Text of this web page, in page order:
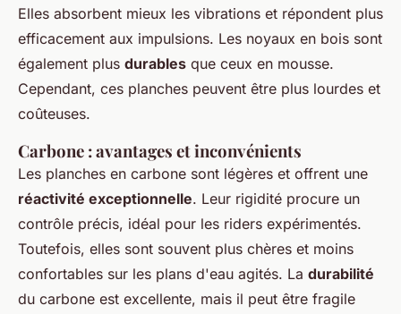
Elles absorbent mieux les vibrations et répondent plus
efficacement aux impulsions. Les noyaux en bois sont
également plus durables que ceux en mousse.
Cependant, ces planches peuvent être plus lourdes et
coûteuses.
Carbone : avantages et inconvénients
Les planches en carbone sont légères et offrent une
réactivité exceptionnelle. Leur rigidité procure un
contrôle précis, idéal pour les riders expérimentés.
Toutefois, elles sont souvent plus chères et moins
confortables sur les plans d'eau agités. La durabilité
du carbone est excellente, mais il peut être fragile